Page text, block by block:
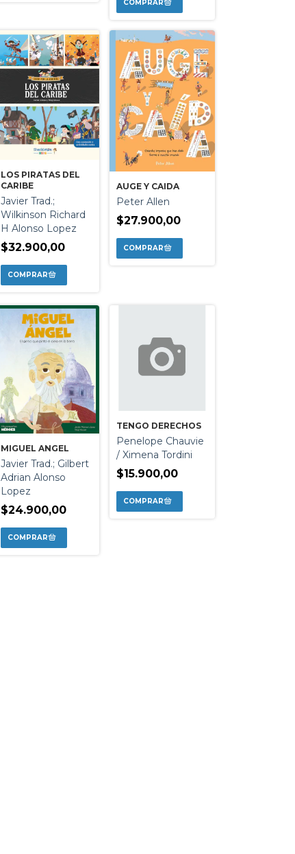
LOS PIRATAS DEL
CARIBE
Javier Trad.;
Wilkinson Richard
H Alonso Lopez
$32.900,00
AUGE Y CAIDA
Peter Allen
$27.900,00
MIGUEL ANGEL
Javier Trad.; Gilbert
Adrian Alonso
Lopez
$24.900,00
TENGO DERECHOS
Penelope Chauvie
/ Ximena Tordini
$15.900,00